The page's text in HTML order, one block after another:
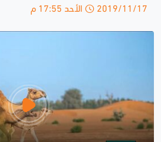
2019/11/17 الأحد 17:55 م